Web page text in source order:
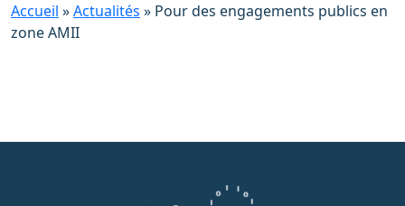
Accueil »Actualités » Pour des engagements publics en
zone AMII